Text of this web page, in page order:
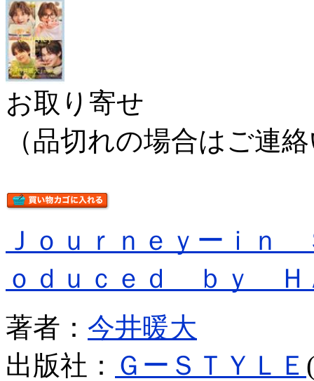
お取り寄せ
（品切れの場合はご連
Ｊｏｕｒｎｅｙーｉ
ｏｄｕｃｅｄ ｂｙ Ｈ
著者： 今井暖大
出版社： ＧーＳＴＹＬＥ